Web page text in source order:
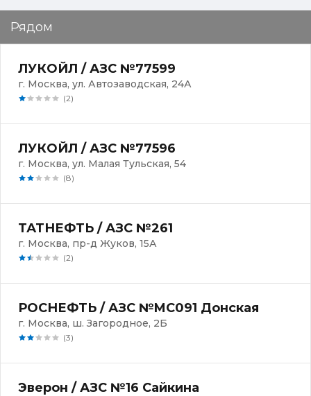
Рядом
ЛУКОЙЛ / АЗС №77599
г. Москва, ул. Автозаводская, 24А
(2)
ЛУКОЙЛ / АЗС №77596
г. Москва, ул. Малая Тульская, 54
(8)
ТАТНЕФТЬ / АЗС №261
г. Москва, пр-д Жуков, 15А
(2)
РОСНЕФТЬ / АЗС №MC091 Донская
г. Москва, ш. Загородное, 2Б
(3)
Эверон / АЗС №16 Сайкина